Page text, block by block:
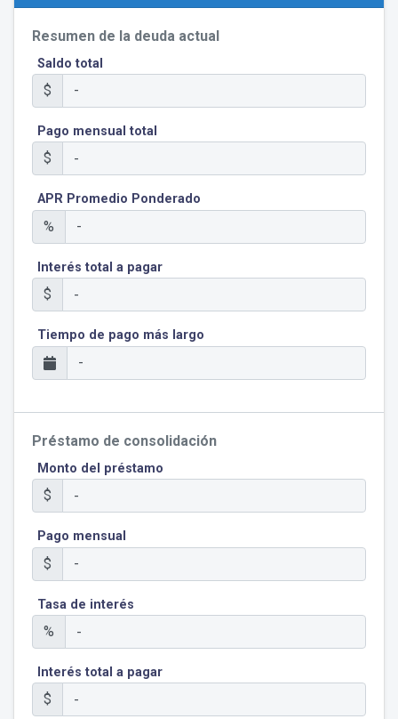
Resumen de la deuda actual
Saldo total
$
Pago mensual total
$
APR Promedio Ponderado
%
Interés total a pagar
$
Tiempo de pago más largo
Préstamo de consolidación
Monto del préstamo
$
Pago mensual
$
Tasa de interés
%
Interés total a pagar
$